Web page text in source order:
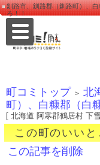
釧路市、釧路郡（釧路町）、
ろ！！
町コミトップ ＞ 北
町）、白糠郡（白
[ 北海道 阿寒郡鶴居村 下
この町のいいと
この記事を削除